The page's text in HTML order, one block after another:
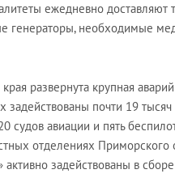
ежедневно
генераторы, необходимые
развернута крупная
задействованы почти 19
судов авиации и пять
отделениях Приморского
активно задействованы в